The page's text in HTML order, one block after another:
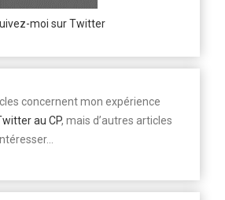
moi sur Twitter
concernent mon expérience
au CP, mais d’autres articles